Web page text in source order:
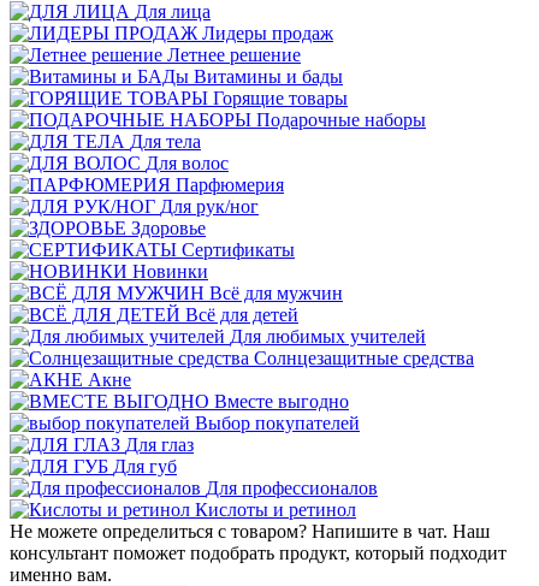
Для лица
Лидеры продаж
Летнее решение
Витамины и бады
Горящие товары
Подарочные наборы
Для тела
Для волос
Парфюмерия
Для рук/ног
Здоровье
Сертификаты
Новинки
Всё для мужчин
Всё для детей
Для любимых учителей
Cолнцезащитные средства
Акне
Вместе выгодно
Выбор покупателей
Для глаз
Для губ
Для профессионалов
Кислоты и ретинол
Не можете определиться с товаром? Напишите в чат. Наш
консультант поможет подобрать продукт, который подходит
именно вам.